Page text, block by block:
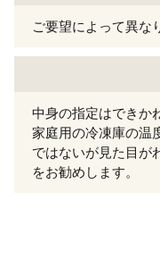
ご要望によって異な
中身の指定はできか
家庭用の冷凍庫の温
ではないが見た目が
をお勧めします。